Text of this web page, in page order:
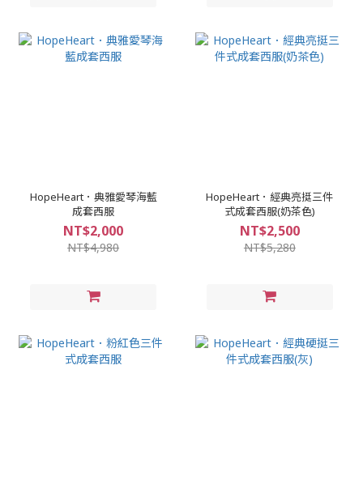
HopeHeart．典雅愛琴海藍
成套西服
NT$2,000
NT$4,980
HopeHeart．經典亮挺三件
式成套西服(奶茶色)
NT$2,500
NT$5,280